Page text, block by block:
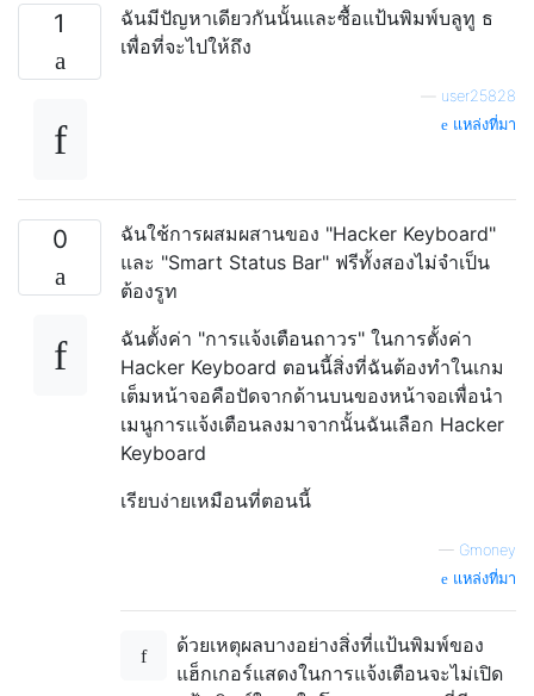
1
ฉันมีปัญหาเดียวกันนั้นและซื้อแป้นพิมพ์บลูทู ธ
เพื่อที่จะไปให้ถึง
user25828
แหล่งที่มา
0
ฉันใช้การผสมผสานของ "Hacker Keyboard"
และ "Smart Status Bar" ฟรีทั้งสองไม่จำเป็น
ต้องรูท
ฉันตั้งค่า "การแจ้งเตือนถาวร" ในการตั้งค่า
Hacker Keyboard ตอนนี้สิ่งที่ฉันต้องทำในเกม
เต็มหน้าจอคือปัดจากด้านบนของหน้าจอเพื่อนำ
เมนูการแจ้งเตือนลงมาจากนั้นฉันเลือก Hacker
Keyboard
เรียบง่ายเหมือนที่ตอนนี้
— Gmoney
แหล่งที่มา
ด้วยเหตุผลบางอย่างสิ่งที่แป้นพิมพ์ของ
แฮ็กเกอร์แสดงในการแจ้งเตือนจะไม่เปิด